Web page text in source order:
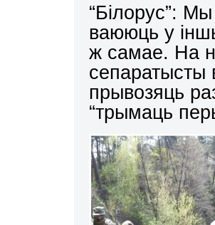
“Білорус”:
ваююць у
ж самае. На
сепаратысты
прывозяць
“трымаць